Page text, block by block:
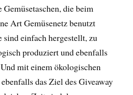
die beim
Art Gemüsenetz benutzt
sind einfach hergestellt, zu
produziert und ebenfalls
mit einem ökologischen
das Ziel des Giveaway